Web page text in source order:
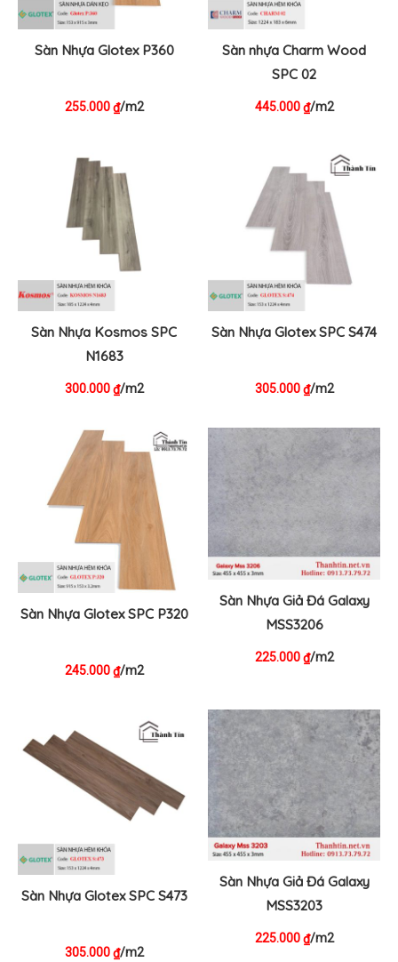
Sàn Nhựa Glotex P360
255.000₫/m2
Sàn nhựa Charm Wood
SPC 02
445.000₫/m2
Sàn Nhựa Kosmos SPC
N1683
300.000₫/m2
Sàn Nhựa Glotex SPC S474
305.000₫/m2
Sàn Nhựa Glotex SPC P320
245.000₫/m2
Sàn Nhựa Giả Đá Galaxy
MSS3206
225.000₫/m2
Sàn Nhựa Glotex SPC S473
305.000₫/m2
Sàn Nhựa Giả Đá Galaxy
MSS3203
225.000₫/m2